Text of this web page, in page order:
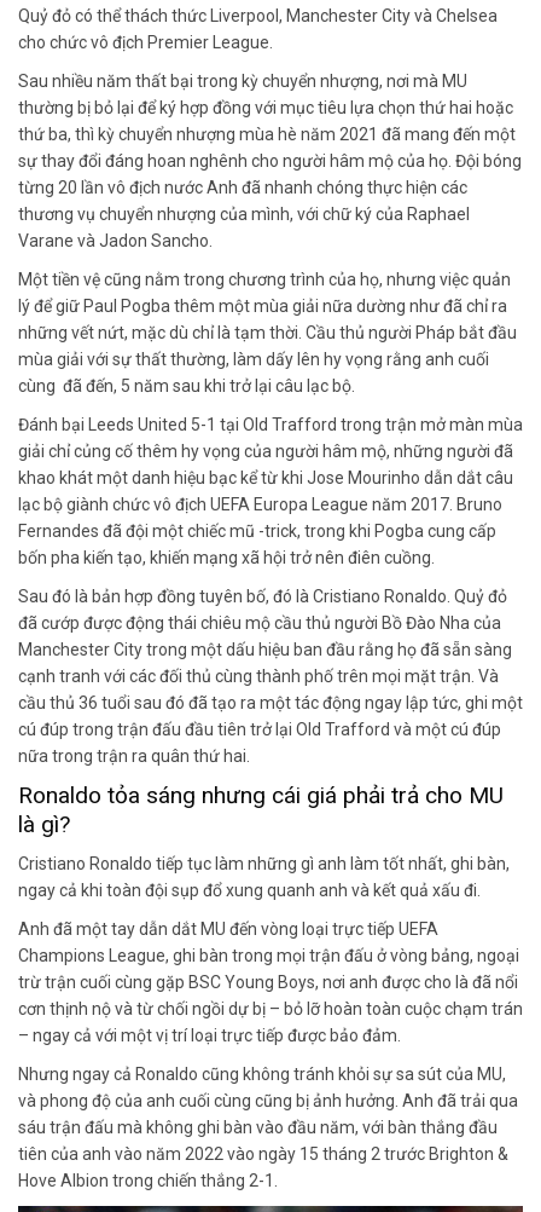
Quỷ đỏ có thể thách thức Liverpool, Manchester City và Chelsea
cho chức vô địch Premier League.
Sau nhiều năm thất bại trong kỳ chuyển nhượng, nơi mà MU
thường bị bỏ lại để ký hợp đồng với mục tiêu lựa chọn thứ hai hoặc
thứ ba, thì kỳ chuyển nhượng mùa hè năm 2021 đã mang đến một
sự thay đổi đáng hoan nghênh cho người hâm mộ của họ. Đội bóng
từng 20 lần vô địch nước Anh đã nhanh chóng thực hiện các
thương vụ chuyển nhượng của mình, với chữ ký của Raphael
Varane và Jadon Sancho.
Một tiền vệ cũng nằm trong chương trình của họ, nhưng việc quản
lý để giữ Paul Pogba thêm một mùa giải nữa dường như đã chỉ ra
những vết nứt, mặc dù chỉ là tạm thời. Cầu thủ người Pháp bắt đầu
mùa giải với sự thất thường, làm dấy lên hy vọng rằng anh cuối
cùng đã đến, 5 năm sau khi trở lại câu lạc bộ.
Đánh bại Leeds United 5-1 tại Old Trafford trong trận mở màn mùa
giải chỉ củng cố thêm hy vọng của người hâm mộ, những người đã
khao khát một danh hiệu bạc kể từ khi Jose Mourinho dẫn dắt câu
lạc bộ giành chức vô địch UEFA Europa League năm 2017. Bruno
Fernandes đã đội một chiếc mũ -trick, trong khi Pogba cung cấp
bốn pha kiến ​​tạo, khiến mạng xã hội trở nên điên cuồng.
Sau đó là bản hợp đồng tuyên bố, đó là Cristiano Ronaldo. Quỷ đỏ
đã cướp được động thái chiêu mộ cầu thủ người Bồ Đào Nha của
Manchester City trong một dấu hiệu ban đầu rằng họ đã sẵn sàng
cạnh tranh với các đối thủ cùng thành phố trên mọi mặt trận. Và
cầu thủ 36 tuổi sau đó đã tạo ra một tác động ngay lập tức, ghi một
cú đúp trong trận đấu đầu tiên trở lại Old Trafford và một cú đúp
nữa trong trận ra quân thứ hai.
Ronaldo tỏa sáng nhưng cái giá phải trả cho MU
là gì?
Cristiano Ronaldo tiếp tục làm những gì anh làm tốt nhất, ghi bàn,
ngay cả khi toàn đội sụp đổ xung quanh anh và kết quả xấu đi.
Anh đã một tay dẫn dắt MU đến vòng loại trực tiếp UEFA
Champions League, ghi bàn trong mọi trận đấu ở vòng bảng, ngoại
trừ trận cuối cùng gặp BSC Young Boys, nơi anh được cho là đã nổi
cơn thịnh nộ và từ chối ngồi dự bị – bỏ lỡ hoàn toàn cuộc chạm trán
– ngay cả với một vị trí loại trực tiếp được bảo đảm.
Nhưng ngay cả Ronaldo cũng không tránh khỏi sự sa sút của MU,
và phong độ của anh cuối cùng cũng bị ảnh hưởng. Anh đã trải qua
sáu trận đấu mà không ghi bàn vào đầu năm, với bàn thắng đầu
tiên của anh vào năm 2022 vào ngày 15 tháng 2 trước Brighton &
Hove Albion trong chiến thắng 2-1.